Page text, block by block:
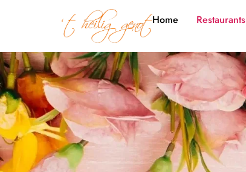
Home Restaurants